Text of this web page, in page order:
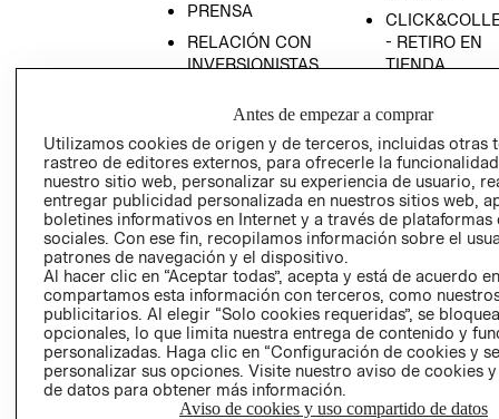
PRENSA
RELACIÓN CON
INVERSIONISTAS
EMPRESARIAL
- RETIRO EN
TIENDA
CONDICIONES
AVISO DE
PRIVACIDAD
GIFT CARD
AVISO DE
Antes de empezar a comprar
Utilizamos cookies de origen y de terceros, incluidas otras
rastreo de editores externos, para ofrecerle la
nuestro sitio web, personalizar su experiencia de usuario,
entregar publicidad personalizada en nuestros sitios web,
boletines informativos en Internet y a través de plataformas
sociales. Con ese fin, recopilamos información sobre el
patrones de navegación y el dispositivo.
Al hacer clic en “Aceptar todas”, acepta y está de acuerdo
compartamos esta información con terceros, como
publicitarios. Al elegir “Solo cookies requeridas”, se
opcionales, lo que limita nuestra entrega de contenido y
personalizadas. Haga clic en “Configuración de cookies y
personalizar sus opciones. Visite nuestro aviso de cookies
de datos para obtener más información.
Aviso de cookies y uso compartido de datos